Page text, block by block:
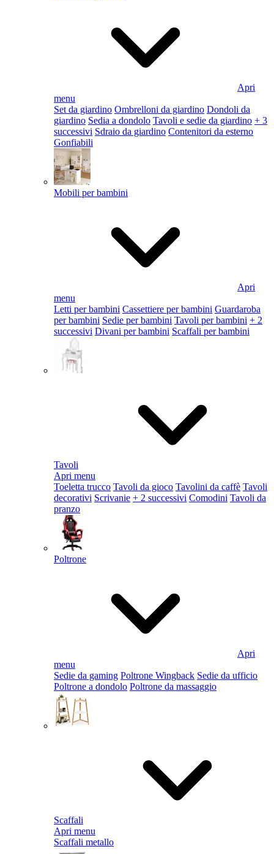
Apri
menu
Set da giardino Ombrelloni da giardino Dondoli da
giardino Sedia a dondolo Tavoli e sedie da giardino + 3
successivi Sdraio da giardino Contenitori da esterno
Gonfiabili
Mobili per bambini
Apri
menu
Letti per bambini Cassettiere per bambini Guardaroba
per bambini Sedie per bambini Tavoli per bambini + 2
successivi Divani per bambini Scaffali per bambini
Tavoli
Apri menu
Toeletta trucco Tavoli da gioco Tavolini da caffè Tavoli
decorativi Scrivanie + 2 successivi Comodini Tavoli da
pranzo
Poltrone
Apri
menu
Sedie da gaming Poltrone Wingback Sedie da ufficio
Poltrone a dondolo Poltrone da massaggio
Scaffali
Apri menu
Scaffali metallo